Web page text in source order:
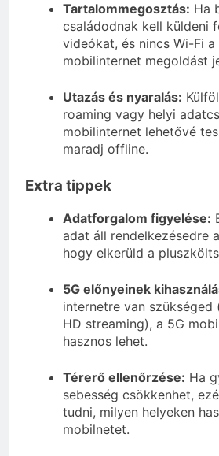
Tartalommegosztás: Ha
családodnak kell küldeni
videókat, és nincs Wi-Fi a
mobilinternet megoldást
Utazás és nyaralás:
roaming vagy helyi
mobilinternet lehetővé
maradj offline.
Extra tippek
Adatforgalom figyelése:
adat áll rendelkezésedre
hogy elkerüld a
5G előnyeinek
internetre van szükséged
HD streaming), a 5G
hasznos lehet.
Térerő ellenőrzése: Ha
sebesség csökkenhet,
tudni, milyen helyeken
mobilnetet.